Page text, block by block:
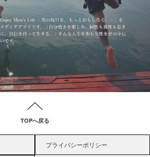
TOPへ戻る
プライバシーポリシー